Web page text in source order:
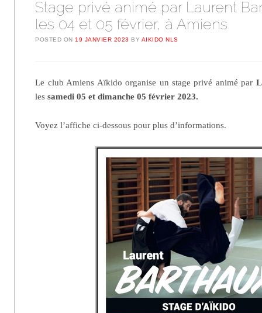
Stage privé animé par Laurent
les 04 et 05 février, à Amiens
POSTED ON19 JANVIER 2023 BY AIKIDO NLS
Le club Amiens Aïkido organise un stage privé animé par
lessamedi 05 et dimanche 05 février 2023.
Voyez l’affiche ci-dessous pour plus d’informations.